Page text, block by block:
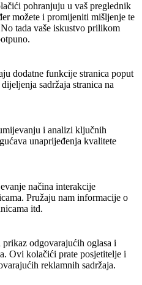
pohranjuju u vaš preglednik
možete i promijeniti mišljenje te
tada vaše iskustvo prilikom
dodatne funkcije stranica poput
sadržaja stranica na
i analizi ključnih
unaprijeđenja kvalitete
načina interakcije
Pružaju nam informacije o
itd.
odgovarajućih oglasa i
Ovi kolačići prate posjetitelje i
reklamnih sadržaja.